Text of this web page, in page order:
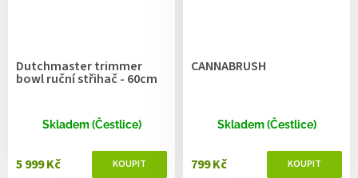
Dutchmaster trimmer
bowl ruční střihač - 60cm
Skladem (Čestlice)
5 999 Kč
CANNABRUSH
Skladem (Čestlice)
799 Kč